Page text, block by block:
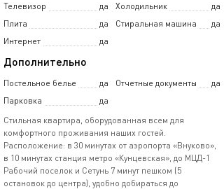
Телевизор да Холодильник
да
Плита
да Стиральная машина
да
Интернет
да
Дополнительно
Постельное белье да Отчетные документы
да
Парковка
да
Стильная квартира, оборудованная всем для
комфортного проживания наших гостей.
Расположение: в 30 минутах от аэропорта «Внуково»,
в 10 минутах станция метро «Кунцевская», до МЦД-1
Рабочий поселок и Сетунь 7 минут пешком (5
остановок до центра), удобно добираться до